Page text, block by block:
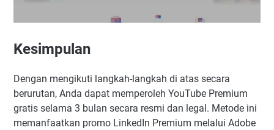
Kesimpulan
Dengan mengikuti langkah-langkah di atas secara
berurutan, Anda dapat memperoleh YouTube Premium
gratis selama 3 bulan secara resmi dan legal. Metode ini
memanfaatkan promo LinkedIn Premium melalui Adobe